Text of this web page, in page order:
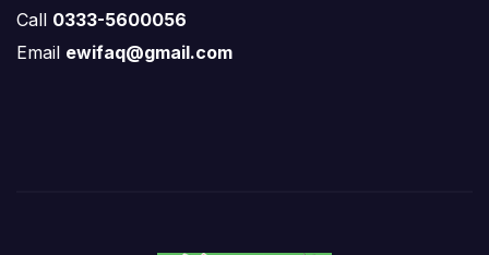
Call 0333-5600056
Email ewifaq@gmail.com